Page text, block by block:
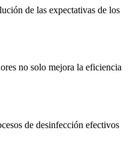
de las expectativas de los
no solo mejora la eficiencia
de desinfección efectivos